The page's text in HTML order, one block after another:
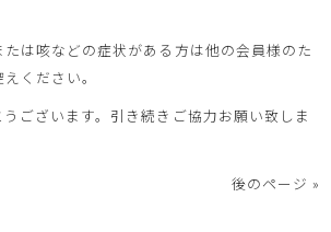
は咳などの症状がある方は他の会員様のた
ください。
ございます。引き続きご協力お願い致しま
後のページ »